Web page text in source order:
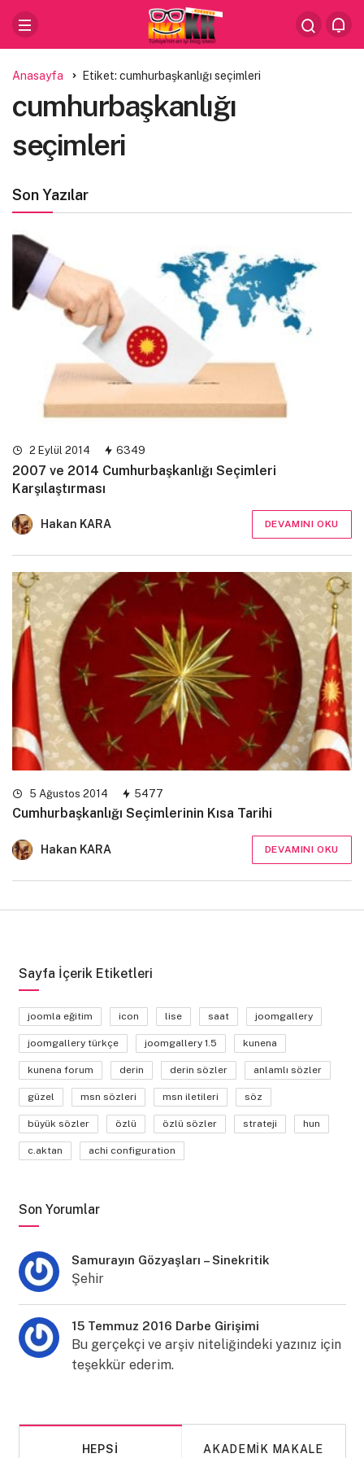
Anasayfa Etiket: cumhurbaşkanlığı seçimleri
cumhurbaşkanlığı
seçimleri
Son Yazılar
2 Eylül 2014 6349
2007 ve 2014 Cumhurbaşkanlığı Seçimleri
Karşılaştırması
Hakan KARA DEVAMINI OKU
5 Ağustos 2014 5477
Cumhurbaşkanlığı Seçimlerinin Kısa Tarihi
Hakan KARA DEVAMINI OKU
Sayfa İçerik Etiketleri
joomla eğitim icon lise saat joomgallery
joomgallery türkçe joomgallery 1.5 kunena
kunena forum derin derin sözler anlamlı sözler
güzel msn sözleri msn iletileri söz
büyük sözler özlü özlü sözler strateji hun
c.aktan achi configuration
Son Yorumlar
Samurayın Gözyaşları – Sinekritik
Şehir
15 Temmuz 2016 Darbe Girişimi
Bu gerçekçi ve arşiv niteliğindeki yazınız için
teşekkür ederim.
HEPSI AKADEMIK MAKALE